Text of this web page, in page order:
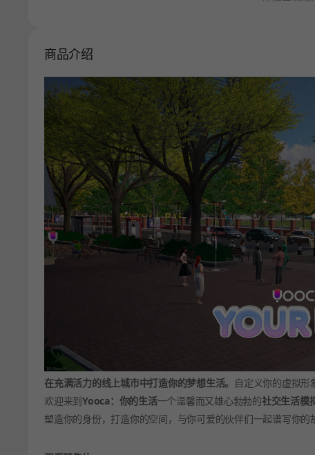
商品介绍
在充满活力的线上城市中打造你的梦想生活。 自定义你的虚拟
欢迎来到Yooca：你的生活一个温馨而又雄心勃勃的社交生活模
塑造你的身份，打造你的空间，与你可爱的伙伴们一起谱写你的